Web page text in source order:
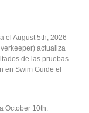
el August 5th, 2026
actualiza
de las pruebas
en Swim Guide el
October 10th.